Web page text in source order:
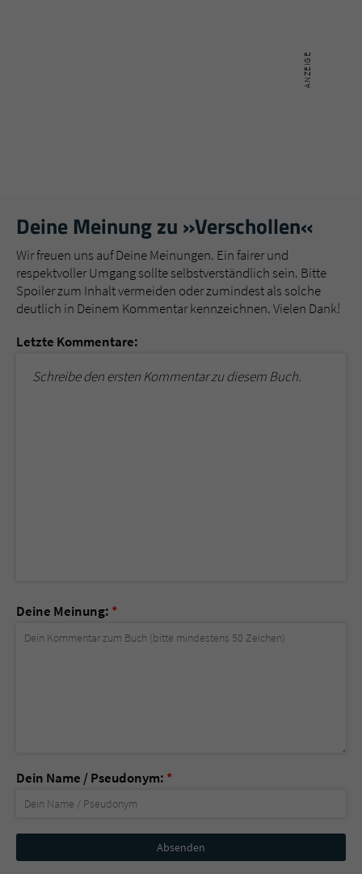
Deine Meinung zu »Verschollen«
Wir freuen uns auf Deine Meinungen. Ein fairer und
respektvoller Umgang sollte selbstverständlich sein. Bitte
Spoiler zum Inhalt vermeiden oder zumindest als solche
deutlich in Deinem Kommentar kennzeichnen. Vielen Dank!
Letzte Kommentare:
Schreibe den ersten Kommentar zu diesem Buch.
Deine Meinung: *
Dein Name / Pseudonym: *
Nicht
ausfüllen!